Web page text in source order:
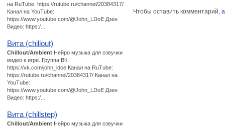
на RuTube: https://rutube.ru/channel/20384317/
Канал на YouTube:
https://www.youtube.com/@John_LDoE Дзен
Видео: https:/...
Вита (chillout)
Chillout/Ambient Нейро музыка для озвучки
видео к игре. Группа ВК:
https://vk.com/john_ldoe Канал на RuTube:
https://rutube.ru/channel/20384317/ Канал на
YouTube:
https://www.youtube.com/@John_LDoE Дзен
Видео: https:/...
Вита (chillstep)
Chillout/Ambient Нейро музыка для озвучки
Чтобы оставить комментарий,